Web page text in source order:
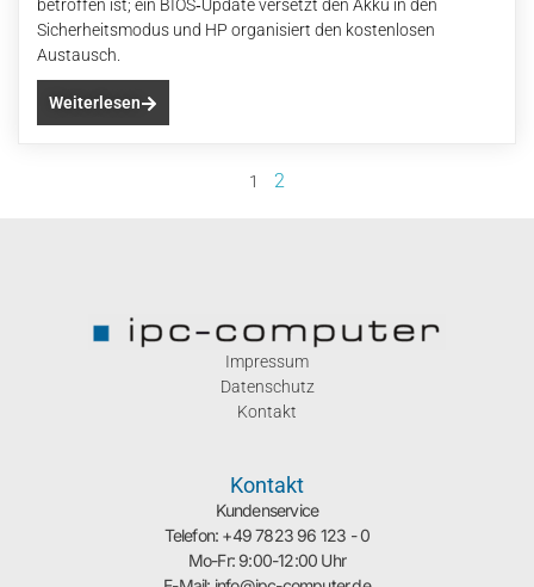
betroffen ist; ein BIOS‑Update versetzt den Akku in den
Sicherheitsmodus und HP organisiert den kostenlosen
Austausch.
Weiterlesen
1 2
Impressum
Datenschutz
Kontakt
Kontakt
Kundenservice
Telefon: +49 7823 96 123 - 0
Mo-Fr: 9:00-12:00 Uhr